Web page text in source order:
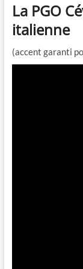
La PGO
italienne
(accent garanti